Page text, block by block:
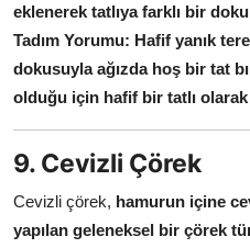
eklenerek tatlıya farklı bir
Tadım Yorumu: Hafif yanık
dokusuyla ağızda hoş bir tat
olduğu için hafif bir tatlı
9. Cevizli Çörek
Cevizli çörek, hamurun içine
yapılan geleneksel bir çörek